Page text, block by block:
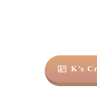
K’s